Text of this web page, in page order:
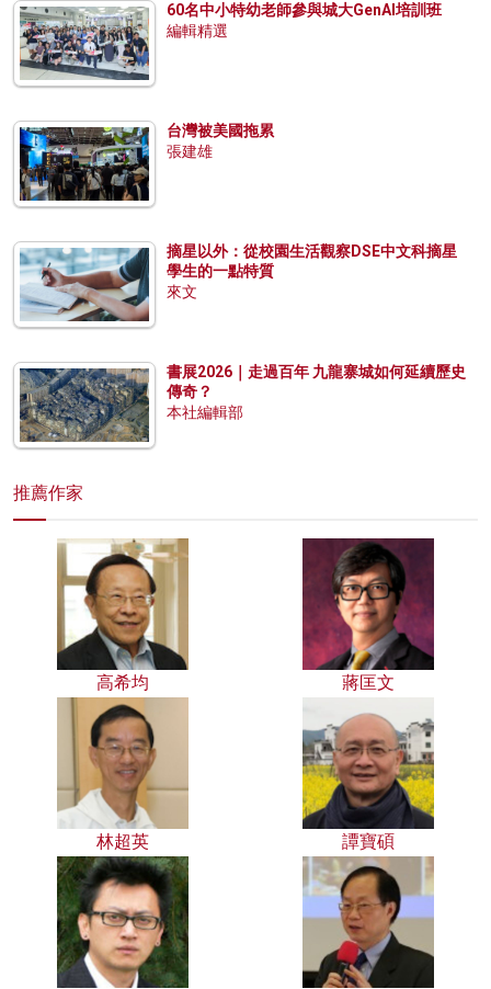
60名中小特幼老師參與城大GenAI培訓班
編輯精選
台灣被美國拖累
張建雄
摘星以外：從校園生活觀察DSE中文科摘星
學生的一點特質
來文
書展2026｜走過百年 九龍寨城如何延續歷史
傳奇？
本社編輯部
推薦作家
高希均 蔣匡文
林超英 譚寶碩